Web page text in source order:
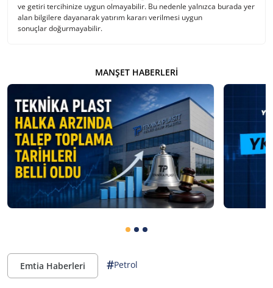
ve getiri tercihinize uygun olmayabilir. Bu nedenle yalnızca burada yer
alan bilgilere dayanarak yatırım kararı verilmesi uygun
sonuçlar doğurmayabilir.
MANŞET HABERLERI
Emtia Haberleri #Petrol